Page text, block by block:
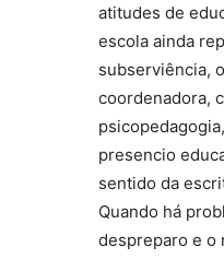
atitudes de
escola ainda
subserviência,
coordenadora,
presencio
sentido da
Quando há
despreparo e o